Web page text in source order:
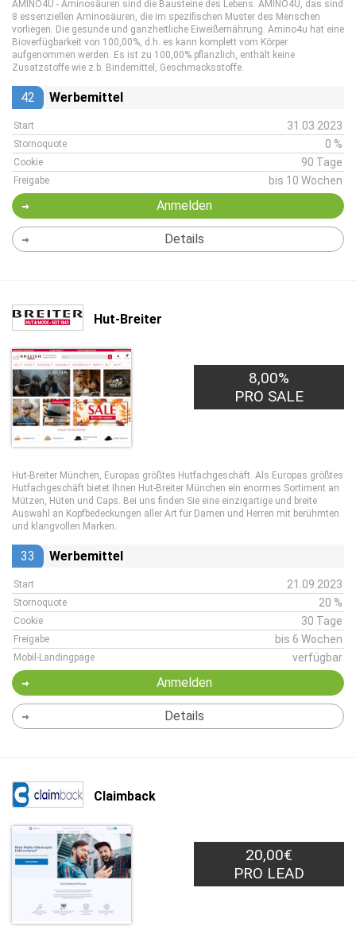
AMINO4U - Aminosäuren sind die Bausteine des Lebens. AMINO4U, das sind
8 essenziellen Aminosäuren, die im spezifischen Muster des Menschen
vorliegen. Die gesunde und ganzheitliche Eiweißernährung. Amino4u hat eine
Bioverfügbarkeit von 100,00%, d.h. es kann komplett vom Körper
aufgenommen werden. Es ist zu 100,00% pflanzlich, enthält keine
Zusatzstoffe wie z.b. Bindemittel, Geschmacksstoffe.
42 Werbemittel
Start 31.03.2023
Stornoquote 0 %
Cookie 90 Tage
Freigabe bis 10 Wochen
Anmelden
Details
Hut-Breiter
8,00%
PRO SALE
Hut-Breiter München, Europas größtes Hutfachgeschäft. Als Europas größtes
Hutfachgeschäft bietet Ihnen Hut-Breiter München ein enormes Sortiment an
Mützen, Hüten und Caps. Bei uns finden Sie eine einzigartige und breite
Auswahl an Kopfbedeckungen aller Art für Damen und Herren mit berühmten
und klangvollen Marken.
33 Werbemittel
Start 21.09.2023
Stornoquote 20 %
Cookie 30 Tage
Freigabe bis 6 Wochen
Mobil-Landingpage verfügbar
Anmelden
Details
Claimback
20,00€
PRO LEAD